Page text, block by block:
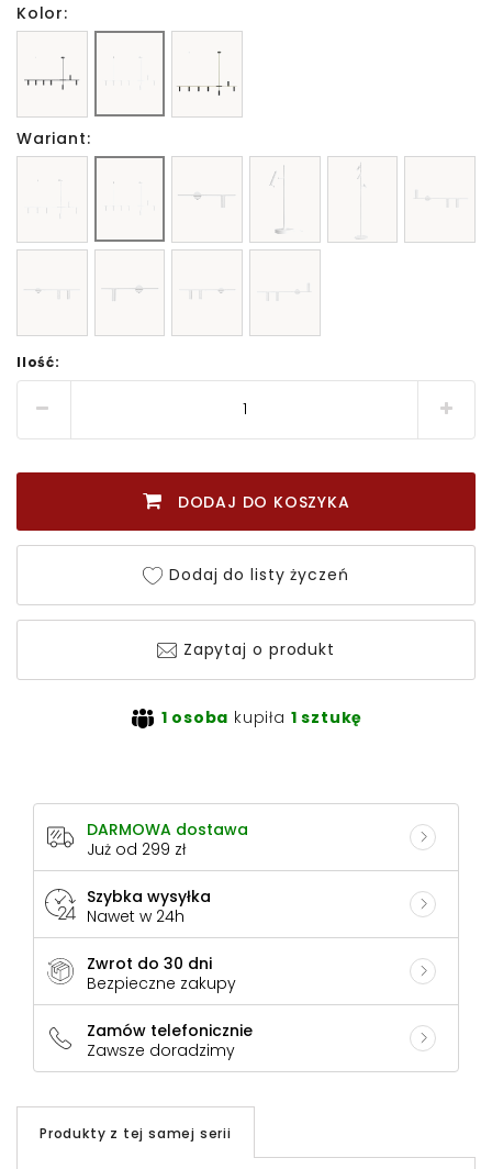
Kolor:
Wariant:
Ilość:
DODAJ DO KOSZYKA
Dodaj do listy życzeń
Zapytaj o produkt
1 osoba kupiła 1 sztukę
DARMOWA dostawa
Już od 299 zł
Szybka wysyłka
Nawet w 24h
Zwrot do 30 dni
Bezpieczne zakupy
Zamów telefonicznie
Zawsze doradzimy
Produkty z tej samej serii